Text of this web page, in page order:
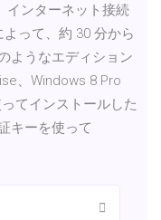
インターネット接続
って、約 30 分から
ようなエディション
、Windows 8 Pro
てインストールした
キーを使って